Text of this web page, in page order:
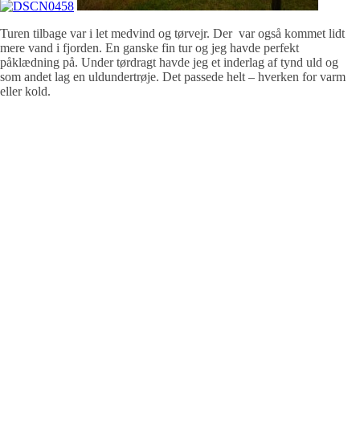
Turen tilbage var i let medvind og tørvejr. Der var også kommet lidt
mere vand i fjorden. En ganske fin tur og jeg havde perfekt
påklædning på. Under tørdragt havde jeg et inderlag af tynd uld og
som andet lag en uldundertrøje. Det passede helt – hverken for varm
eller kold.